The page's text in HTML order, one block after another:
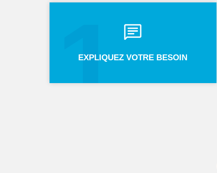
EXPLIQUEZ VOTRE BESOIN
1